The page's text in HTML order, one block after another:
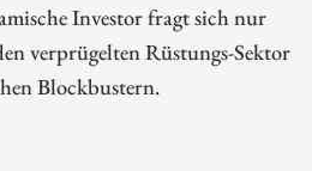
Investor fragt sich nur
verprügelten Rüstungs-Sektor
Blockbustern.